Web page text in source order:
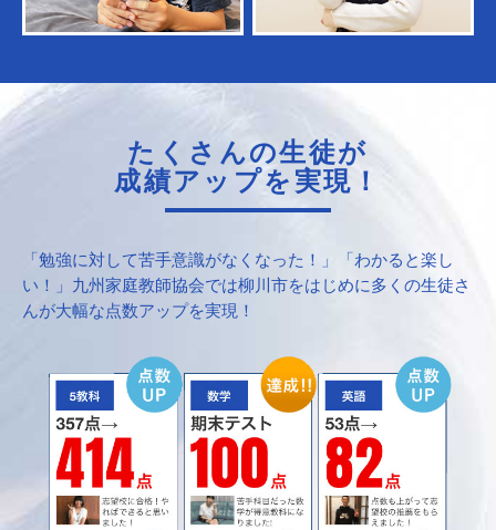
たくさんの生徒が
成績アップを実現！
「勉強に対して苦手意識がなくなった！」「わかると楽し
い！」九州家庭教師協会では柳川市をはじめに多くの生徒さ
んが大幅な点数アップを実現！